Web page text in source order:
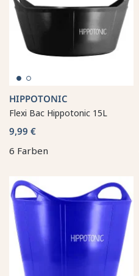
HIPPOTONIC
Flexi Bac Hippotonic 15L
9,99 €
6 Farben